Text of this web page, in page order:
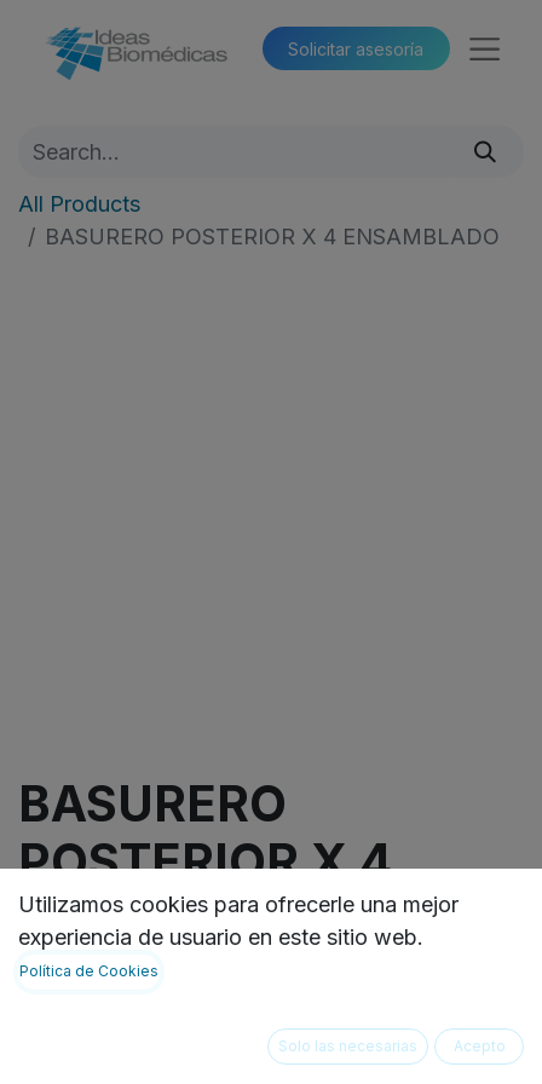
Solicitar asesoría​​
All Products
BASURERO POSTERIOR X 4 ENSAMBLADO
BASURERO
POSTERIOR X 4
ENSAMBLADO
Basurero posterior, este contenedor cuenta con 4
residuos, tapa de cierre lento, y está pensado
Utilizamos cookies para ofrecerle una mejor
experiencia de usuario en este sitio web.
Política de Cookies
Solo las necesarias Acepto